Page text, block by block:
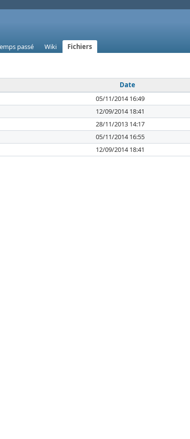
passé Wiki Fichiers
Date
05/11/2014 16:49
12/09/2014 18:41
28/11/2013 14:17
05/11/2014 16:55
12/09/2014 18:41